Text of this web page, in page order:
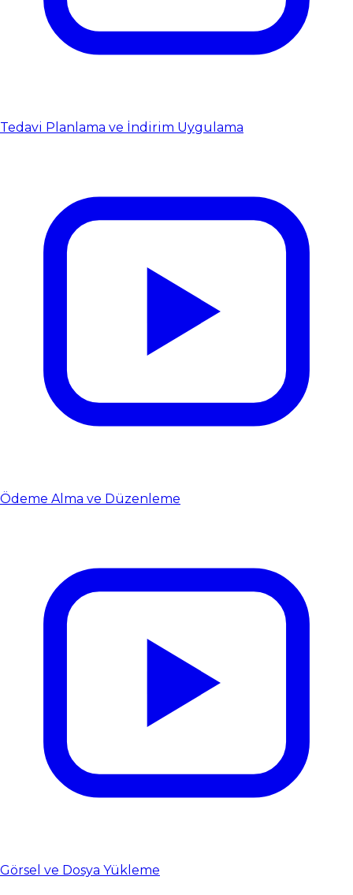
Tedavi Planlama ve İndirim Uygulama
Ödeme Alma ve Düzenleme
Görsel ve Dosya Yükleme